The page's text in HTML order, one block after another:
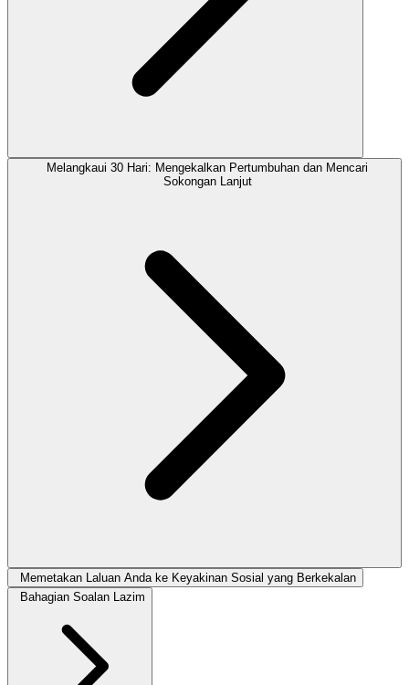
Melangkaui 30 Hari: Mengekalkan Pertumbuhan dan Mencari
Sokongan Lanjut
Memetakan Laluan Anda ke Keyakinan Sosial yang Berkekalan
Bahagian Soalan Lazim